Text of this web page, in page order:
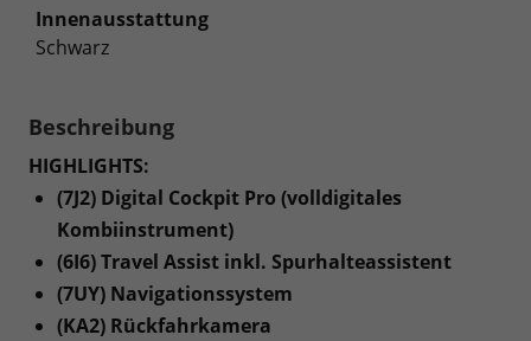
Innenausstattung
Schwarz
Beschreibung
HIGHLIGHTS:
(7J2) Digital Cockpit Pro (volldigitales
Kombiinstrument)
(6I6) Travel Assist inkl. Spurhalteassistent
(7UY) Navigationssystem
(KA2) Rückfahrkamera